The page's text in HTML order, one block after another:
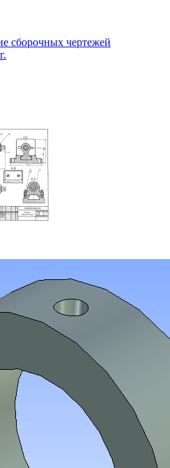
сборочных чертежей